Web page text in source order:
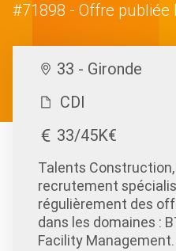
#71898 - Offre publiée
33 - Gironde
CDI
33/45K€
Talents
recrutement
régulièrement des
dans les domaines :
Facility Management.